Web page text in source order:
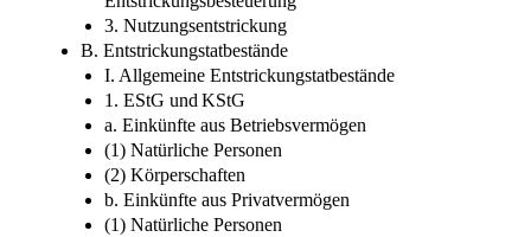
3. Nutzungsentstrickung
B. Entstrickungstatbestände
I. Allgemeine Entstrickungstatbestände
1. EStG und KStG
a. Einkünfte aus Betriebsvermögen
(1) Natürliche Personen
(2) Körperschaften
b. Einkünfte aus Privatvermögen
(1) Natürliche Personen